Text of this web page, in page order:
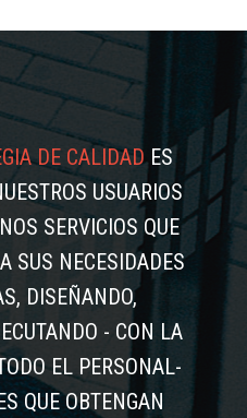
DE CALIDADES
USUARIOS
SERVICIOS QUE
SUS NECESIDADES
DISEÑANDO,
- CON LA
EL PERSONAL-
QUE OBTENGAN